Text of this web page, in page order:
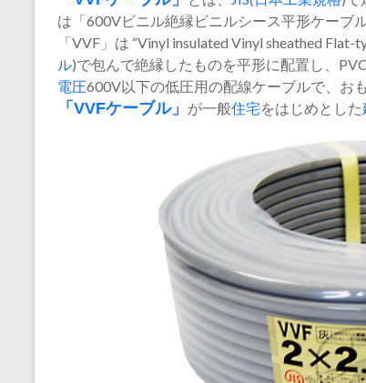
は「600Vビニル絶縁ビニルシース平形ケーブル
「VVF」は “Vinyl insulated Vinyl sheathed
ル)で包んで絶縁したものを平形に配置し、
電圧600V以下の低圧用の配線ケーブルで、お
「VVFケーブル」 が一般住宅をはじめとした